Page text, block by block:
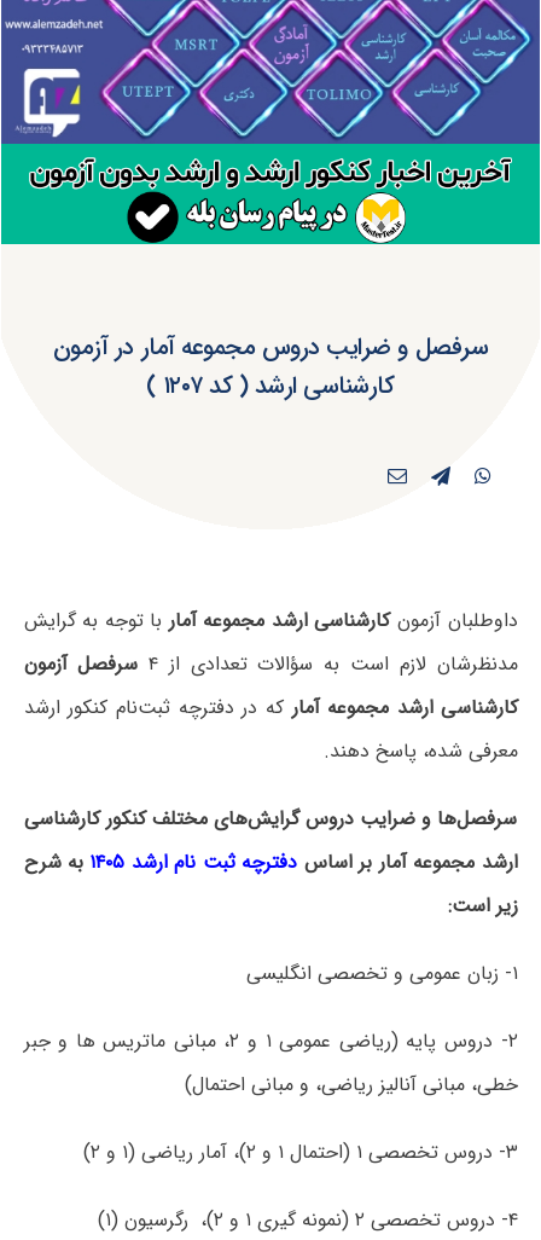
سرفصل و ضرایب دروس مجموعه آمار در آزمون
کارشناسی ارشد ( کد ۱۲۰۷ )
داوطلبان آزمونکارشناسی ارشد مجموعه آماربا توجه به گرایش
مدنظرشان لازم است به سؤالات تعدادی از ۴
سرفصل آزمون
کارشناسی ارشد مجموعه آمارکه در دفترچه‌ ثبت‌نام کنکور ارشد
معرفی شده، پاسخ دهند.
سرفصل‌ها و ضرایب دروس گرایش‌های مختلف کنکور کارشناسی
ارشد مجموعه آمار بر اساس دفترچه ثبت نام ارشد ۱۴۰۵
به شرح
زیر است:
۱- زبان عمومی و تخصصی انگلیسی
۲- دروس پایه (ریاضی عمومی ۱ و ۲، مبانی ماتریس­ ها و جبر
خطی، مبانی آنالیز ریاضی، و مبانی احتمال)
۳- دروس تخصصی ۱ (احتمال ۱ و ۲)، آمار ریاضی (۱ و ۲)
۴- دروس تخصصی ۲ (نمونه­ گیری ۱ و ۲)، رگرسیون (۱)